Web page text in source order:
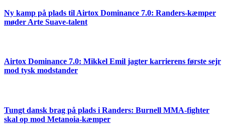
Ny kamp på plads til Airtox Dominance 7.0: Randers-kæmper
møder Arte Suave-talent
Airtox Dominance 7.0: Mikkel Emil jagter karrierens første sejr
mod tysk modstander
Tungt dansk brag på plads i Randers: Burnell MMA-fighter
skal op mod Metanoia-kæmper